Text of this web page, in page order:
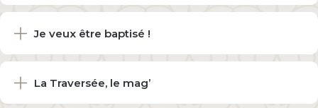
Je veux être baptisé !
La Traversée, le mag’